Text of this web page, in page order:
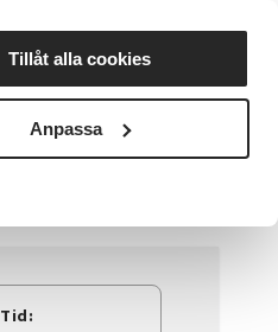
Tillåt alla cookies
Anpassa
Nyheter Avdelningar
Tid: